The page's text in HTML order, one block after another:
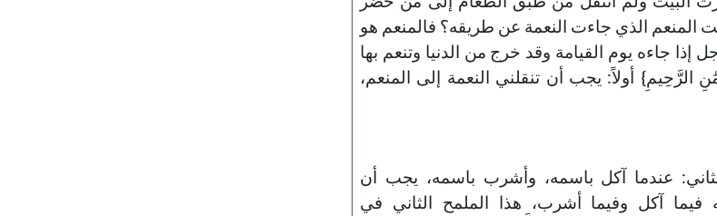
المنعم الذي جاءت النعمة عن طريقه؟ فالمنعم هو
جاءه يوم القيامة وقد خرج من الدنيا وتنعم بها
أولاً: يجب أن تنقلني النعمة إلى المنعم،
عندما آكل باسمه، وأشرب باسمه، يجب أن
فيما آكل وفيما أشرب، هذا الملمح الثاني في